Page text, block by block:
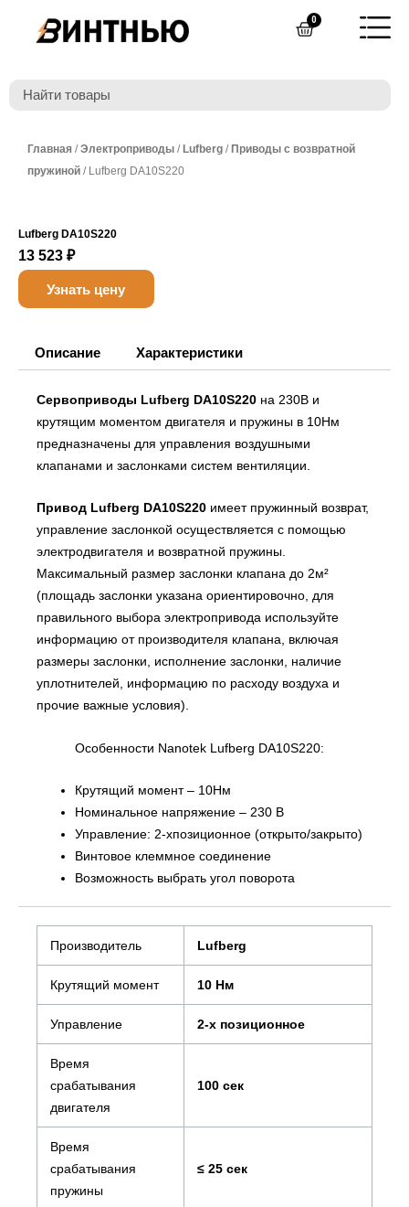
0Cart
Главная /Электроприводы / Lufberg / Приводы с возвратной
пружиной / Lufberg DA10S220
Lufberg DA10S220
13 523 ₽
Узнать цену
Описание Характеристики
Сервоприводы Lufberg DA10S220 на 230В и
крутящим моментом двигателя и пружины в 10Нм
предназначены для управления воздушными
клапанами и заслонками систем вентиляции.
Привод Lufberg DA10S220 имеет пружинный возврат,
управление заслонкой осуществляется с помощью
электродвигателя и возвратной пружины.
Максимальный размер заслонки клапана до 2м²
(площадь заслонки указана ориентировочно, для
правильного выбора электропривода используйте
информацию от производителя клапана, включая
размеры заслонки, исполнение заслонки, наличие
уплотнителей, информацию по расходу воздуха и
прочие важные условия).
Особенности Nanotek Lufberg DA10S220:
Крутящий момент – 10Нм
Номинальное напряжение – 230 В
Управление: 2-хпозиционное (открыто/закрыто)
Винтовое клеммное соединение
Возможность выбрать угол поворота
Производитель Lufberg
Крутящий момент 10 Нм
Управление 2-х позиционное
Время
срабатывания
двигателя
100 сек
Время
срабатывания
пружины
≤ 25 сек